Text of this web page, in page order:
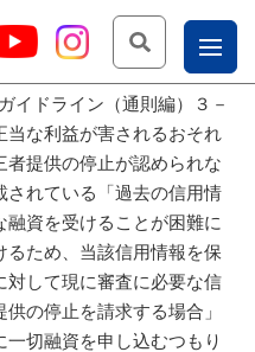
お
問
合
せ
こー
じょ
ー部
ガイドライン（通則編）３－
当な利益が害されるおそれ
者提供の停止が認められな
されている「過去の信用情
資を受けることが困難に
るため、当該信用情報を保
対して現に審査に必要な信
の停止を請求する場合」
切融資を申し込むつもり